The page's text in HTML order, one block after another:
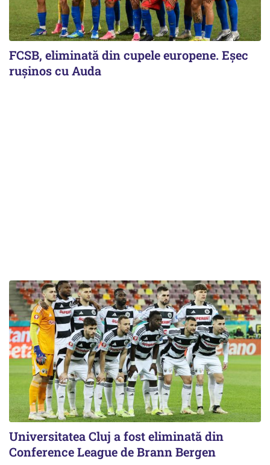
FCSB, eliminată din cupele europene. Eşec
ruşinos cu Auda
Universitatea Cluj a fost eliminată din
Conference League de Brann Bergen